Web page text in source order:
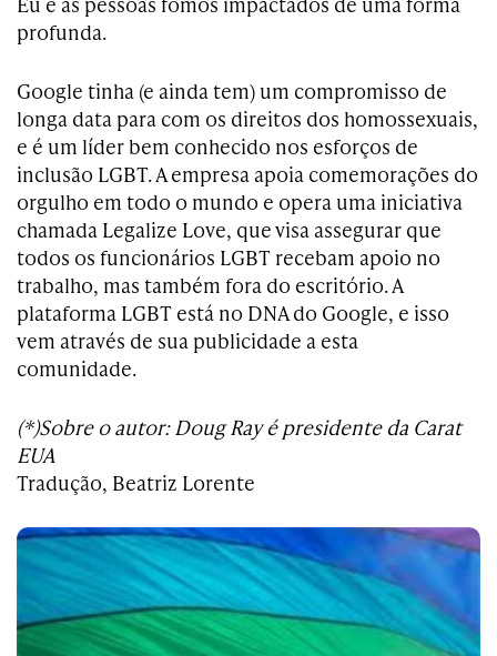
profunda.
Google tinha (e ainda tem) um compromisso de
longa data para com os direitos dos homossexuais,
e é um líder bem conhecido nos esforços de
inclusão LGBT. A empresa apoia comemorações do
orgulho em todo o mundo e opera uma iniciativa
chamada Legalize Love, que visa assegurar que
todos os funcionários LGBT recebam apoio no
trabalho, mas também fora do escritório. A
plataforma LGBT está no DNA do Google, e isso
vem através de sua publicidade a esta
comunidade.
(*)Sobre o autor: Doug Ray é presidente da Carat
EUA
Tradução, Beatriz Lorente